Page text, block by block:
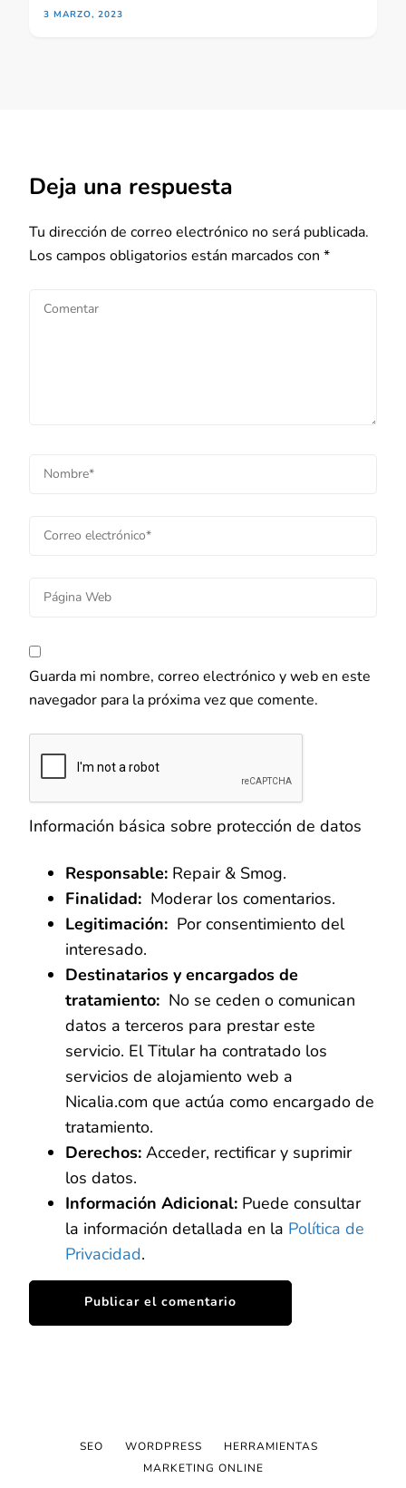
3 MARZO, 2023
Deja una respuesta
Tu dirección de correo electrónico no será publicada.
Los campos obligatorios están marcados con *
Guarda mi nombre, correo electrónico y web en este
navegador para la próxima vez que comente.
Información básica sobre protección de datos
Responsable: Repair & Smog.
Finalidad: Moderar los comentarios.
Legitimación: Por consentimiento del
interesado.
Destinatarios y encargados de
tratamiento: No se ceden o comunican
datos a terceros para prestar este
servicio. El Titular ha contratado los
servicios de alojamiento web a
Nicalia.com que actúa como encargado de
tratamiento.
Derechos: Acceder, rectificar y suprimir
los datos.
Información Adicional: Puede consultar
la información detallada en la Política de
Privacidad.
SEO WORDPRESS
HERRAMIENTAS
MARKETING ONLINE